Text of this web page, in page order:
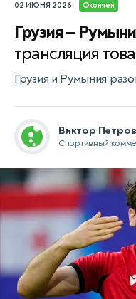
02 ИЮНЯ 2026 Окончен
Грузия —
трансляция
Грузия и Румыния
Виктор
Спортивный